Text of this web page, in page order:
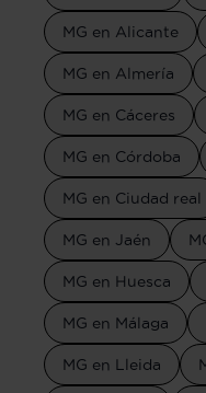
MG en Alicante
MG en Almería
MG en Cáceres
MG en Córdoba
MG en Ciudad real
MG en Jaén
MG en Huesca
MG en Málaga
MG en Lleida